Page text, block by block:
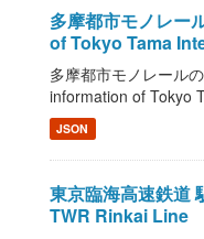
多摩都市モノレー
of Tokyo Tama
多摩都市モノレール
information of Tokyo
JSON
東京臨海高速鉄道
TWR Rinkai Line